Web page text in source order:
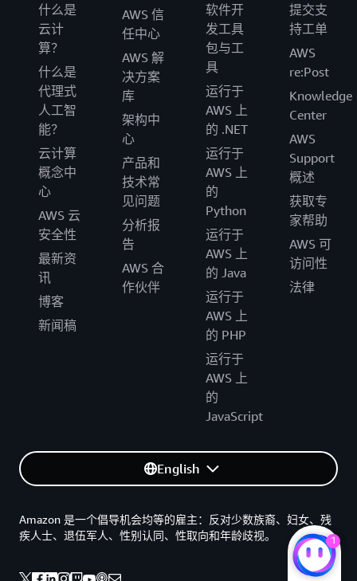
什么是
云计
算？
什么是
代理式
人工智
能？
云计算
概念中
心
AWS 云
安全性
最新资
讯
博客
新闻稿
AWS 信
任中心
AWS 解
决方案
库
架构中
心
产品和
技术常
见问题
分析报
告
AWS 合
作伙伴
软件开
发工具
包与工
具
运行于
AWS 上
的 .NET
运行于
AWS 上
的
Python
运行于
AWS 上
的 Java
运行于
AWS 上
的 PHP
运行于
AWS 上
的
JavaScript
提交支
持工单
AWS
re:Post
Knowledge
Center
AWS
Support
概述
获取专
家帮助
AWS 可
访问性
法律
English
Amazon 是一个倡导机会均等的雇主：反对少数族裔、妇女、残
疾人士、退伍军人、性别认同、性取向和年龄歧视。
1